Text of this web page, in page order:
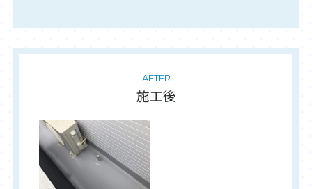
AFTER
施工後